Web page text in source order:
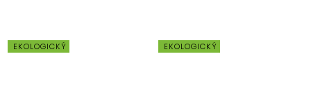
EKOLOGICKÝ EKOLOGICKÝ